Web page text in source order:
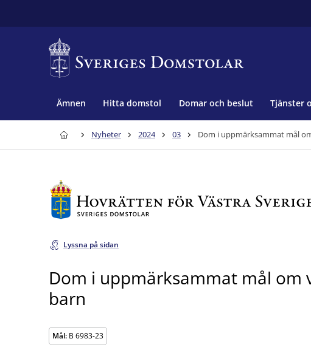
Ämnen Hitta domstol Domar och beslut Tjänster
Nyheter 2024 03 Dom i uppmärksammat mål
Lyssna på sidan
Dom i uppmärksammat mål om
barn
Mål: B 6983-23